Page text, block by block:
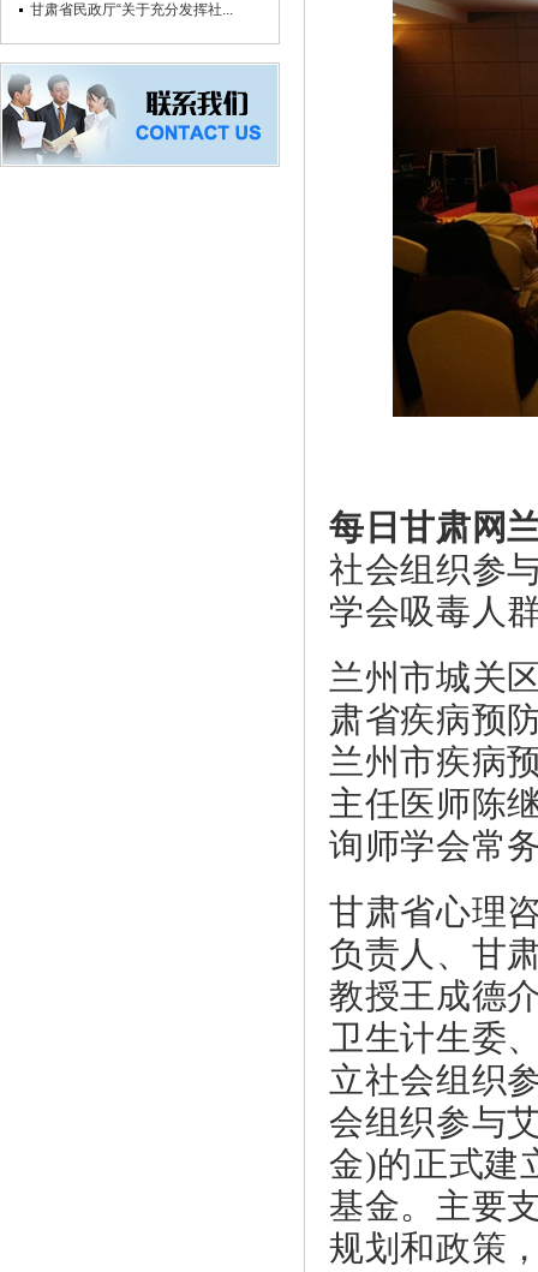
甘肃省民政厅“关于充分发挥社...
每日甘肃网
社会组织参
学会吸毒人
兰州市城关
肃省疾病预
兰州市疾病
主任医师陈
询师学会常
甘肃省心理
负责人、甘
教授王成德
卫生计生委
立社会组织
会组织参与
金)的正式建
基金。主要
规划和政策